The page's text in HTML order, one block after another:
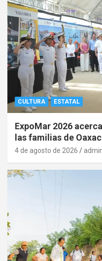
CULTURA ESTATAL
ExpoMar 2026
las familias de
4 de agosto de 2026